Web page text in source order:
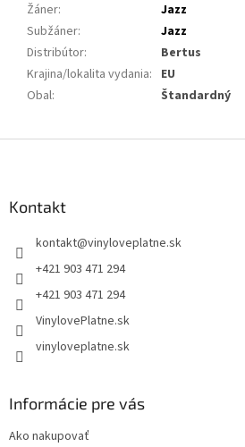
Žáner:
Jazz
Subžáner:
Jazz
Distribútor:
Bertus
Krajina/lokalita vydania: EU
Obal: Štandardný
Kontakt
kontakt@vinyloveplatne.sk
+421 903 471 294
+421 903 471 294
VinylovePlatne.sk
vinyloveplatne.sk
Informácie pre vás
Ako nakupovať